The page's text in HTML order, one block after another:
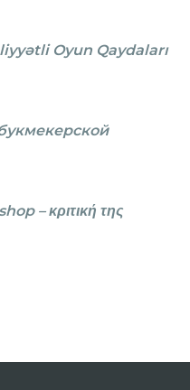
Oyun Qaydaları
– κριτική της